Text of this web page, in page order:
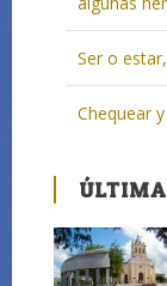
Ser o
Chequear